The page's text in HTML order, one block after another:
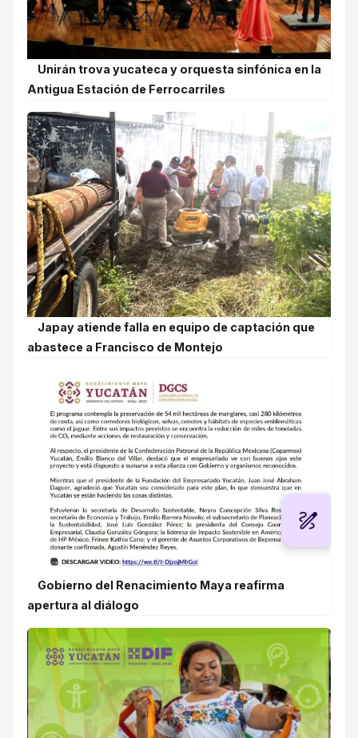
Unirán trova yucateca y orquesta sinfónica en la
Antigua Estación de Ferrocarriles
Japay atiende falla en equipo de captación que
abastece a Francisco de Montejo
Gobierno del Renacimiento Maya reafirma
apertura al diálogo